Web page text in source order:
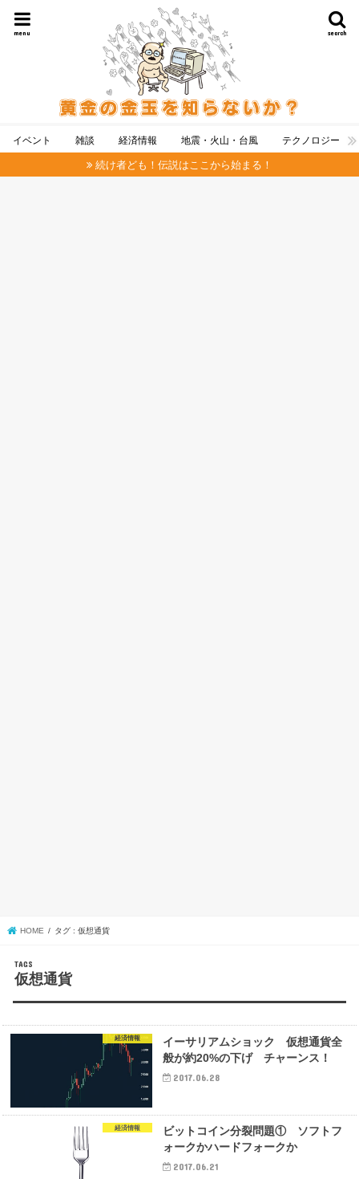
search
menu
イベント 雑談 経済情報 地震・火山・台風 テクノロジー
続け者ども！伝説はここから始まる！
HOME タグ : 仮想通貨
仮想通貨
経済情報
イーサリアムショック 仮想通貨全
般が約20%の下げ チャーンス！
2017.06.28
経済情報
ビットコイン分裂問題① ソフトフ
ォークかハードフォークか
2017.06.21